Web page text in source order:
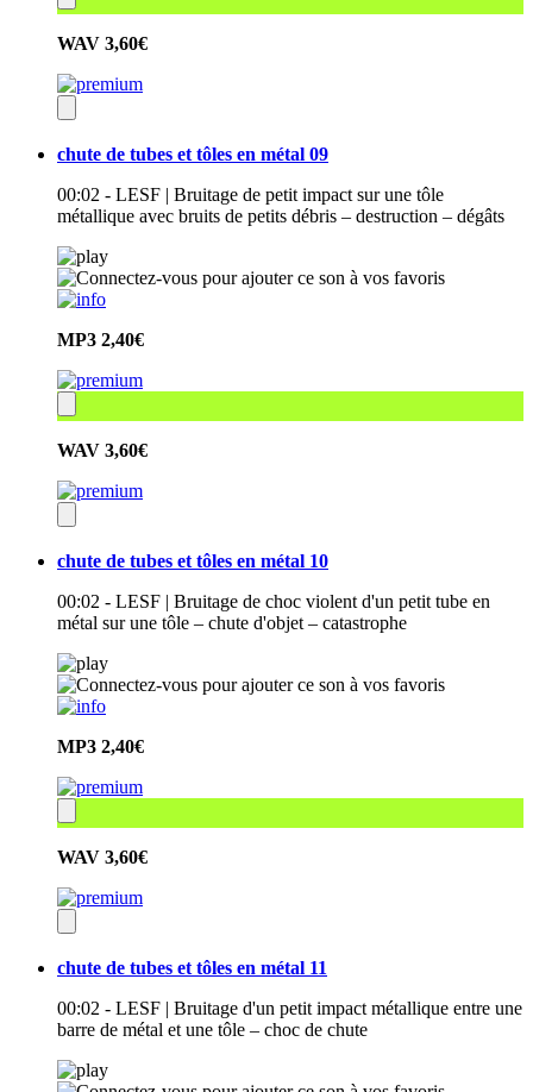
WAV 3,60€
chute de tubes et tôles en métal 09
00:02 - LESF | Bruitage de petit impact sur une tôle
métallique avec bruits de petits débris – destruction – dégâts
MP3 2,40€
WAV 3,60€
chute de tubes et tôles en métal 10
00:02 - LESF | Bruitage de choc violent d'un petit tube en
métal sur une tôle – chute d'objet – catastrophe
MP3 2,40€
WAV 3,60€
chute de tubes et tôles en métal 11
00:02 - LESF | Bruitage d'un petit impact métallique entre une
barre de métal et une tôle – choc de chute